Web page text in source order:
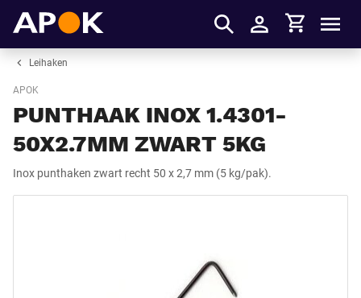
Inloggen
Winkelmandje
Leihaken
APOK
PUNTHAAK INOX 1.4301-
50X2.7MM ZWART 5KG
Inox punthaken zwart recht 50 x 2,7 mm (5 kg/pak).